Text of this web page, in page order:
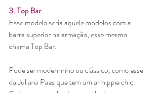
3. Top Bar
Esse modelo seria aquele modelos com a
barra superior na armação, esse mesmo
chama Top Bar.
Pode ser moderninho ou clássico, como esse
da Juliana Paes que tem um ar hippie chic.